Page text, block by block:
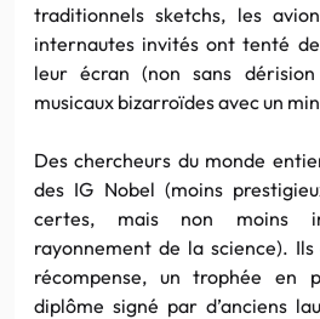
traditionnels sketchs, les
internautes invités ont tenté
leur écran (non sans
musicaux bizarroïdes avec un
Des chercheurs du monde
des IG Nobel (moins
certes, mais non moins
rayonnement de la science).
récompense, un trophée en
diplôme signé par d’anciens